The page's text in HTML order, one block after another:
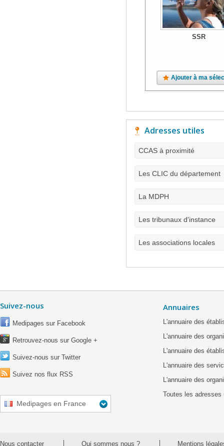
SSR
Ajouter à ma
Adresses utiles
CCAS à proximité
Les CLIC du département
La MDPH
Les tribunaux d'instance
Les associations locales
Suivez-nous
Medipages sur Facebook
Retrouvez-nous sur Google +
Suivez-nous sur Twitter
Suivez nos flux RSS
Medipages en France
Annuaires
L'annuaire des
L'annuaire des
L'annuaire des
L'annuaire des
L'annuaire des
Toutes les adresses
Nous contacter Qui sommes nous ? Mentions